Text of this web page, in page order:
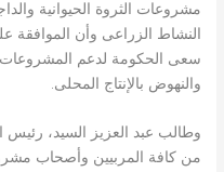
مشروعات الثروة الحيوانية
النشاط الزراعى وأن الموافقة
سعى الحكومة لدعم المشروعات
والنهوض بالإنتاج المحلى.
وطالب عبد العزيز السيد، رئيس
من كافة المربيين وأصحاب